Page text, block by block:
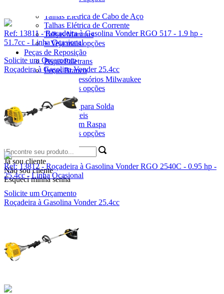
Talhas Elétrica de Cabo de Aço
Talhas Elétrica de Corrente
Talhas Manuais
+ Veja mais opções
Peças de Reposição
Peças Paletrans
Peças Branco
Peças e Acessórios Milwaukee
+ Veja mais opções
Acessórios para Solda
Impermeáveis
Materiais em Raspa
+ Veja mais opções
Já sou cliente
Não sou cliente
Esqueci minha senha
Ref: 13811 - Roçadeira à Gasolina Vonder RGO 517 - 1.9 hp -
51.7cc - Linha Ocasional
Solicite um Orçamento
Roçadeira à Gasolina Vonder 25.4cc
Ref: 13812 - Roçadeira à Gasolina Vonder RGO 2540C - 0.95 hp -
25.4cc - Linha Ocasional
Solicite um Orçamento
Roçadeira à Gasolina Vonder 25.4cc